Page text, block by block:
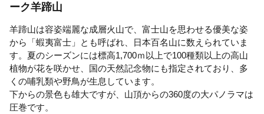
ーク羊蹄山
羊蹄山は容姿端麗な成層火山で、富士山を思わせる優美な姿
から「蝦夷富士」とも呼ばれ、日本百名山に数えられていま
す。夏のシーズンには標高1,700ｍ以上で100種類以上の高山
植物が花を咲かせ、国の天然記念物にも指定されており、多
くの哺乳類や野鳥が生息しています。
下からの景色も雄大ですが、山頂からの360度の大パノラマは
圧巻です。